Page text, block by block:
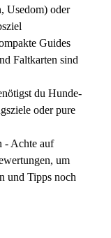
Usedom) oder
Guides
Faltkarten sind
du Hunde-
oder pure
- Achte auf
um
und Tipps noch